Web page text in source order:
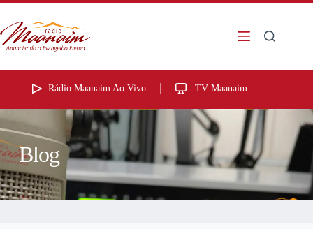
Rádio Maanaim Ao Vivo TV Maanaim
Blog